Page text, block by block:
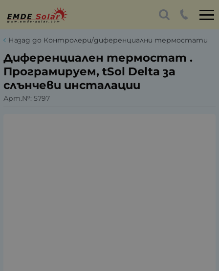
Назад до Контролери/диференциални термостати
Диференциален термостат .
Програмируем, tSol Delta за
слънчеви инсталации
Арт.№: 5797